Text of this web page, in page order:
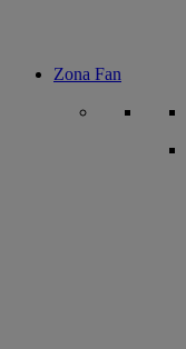
Zona Fan